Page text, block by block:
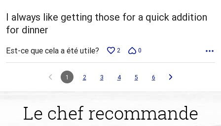
I always like getting those for a quick addition
for dinner
Est-ce que cela a été utile? 2 0
1 2 3 4 5 6
Le chef recommande